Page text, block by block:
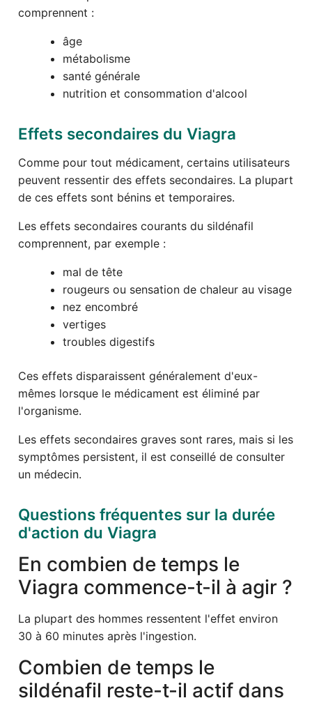
comprennent :
âge
métabolisme
santé générale
nutrition et consommation d'alcool
Effets secondaires du Viagra
Comme pour tout médicament, certains utilisateurs
peuvent ressentir des effets secondaires. La plupart
de ces effets sont bénins et temporaires.
Les effets secondaires courants du sildénafil
comprennent, par exemple :
mal de tête
rougeurs ou sensation de chaleur au visage
nez encombré
vertiges
troubles digestifs
Ces effets disparaissent généralement d'eux-
mêmes lorsque le médicament est éliminé par
l'organisme.
Les effets secondaires graves sont rares, mais si les
symptômes persistent, il est conseillé de consulter
un médecin.
Questions fréquentes sur la durée
d'action du Viagra
En combien de temps le
Viagra commence-t-il à agir ?
La plupart des hommes ressentent l'effet environ
30 à 60 minutes après l'ingestion.
Combien de temps le
sildénafil reste-t-il actif dans